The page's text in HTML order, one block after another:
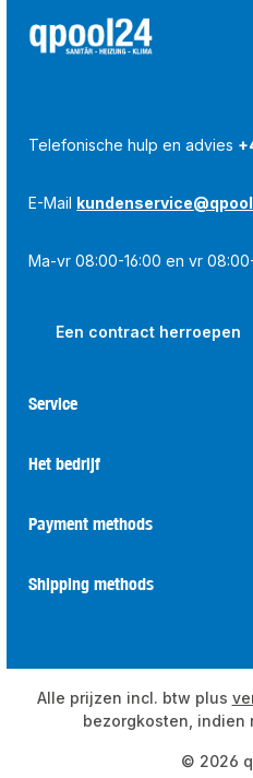
Telefonische hulp en advies
E-Mail
Ma-vr 08:00-16:00 en vr
Een contract herroepen
Service
Het bedrijf
Payment methods
Shipping methods
© 2026
Alle prijzen incl. btw plus
bezorgkosten, indien